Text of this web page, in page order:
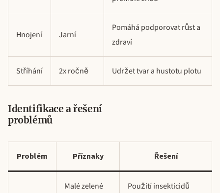
Hnojení Jarní
Pomáhá podporovat růst a
zdraví
Stříhání 2x ročně Udržet tvar a hustotu plotu
Identifikace a řešení
problémů
Problém Příznaky Řešení
Malé zelené
Použití insekticidů